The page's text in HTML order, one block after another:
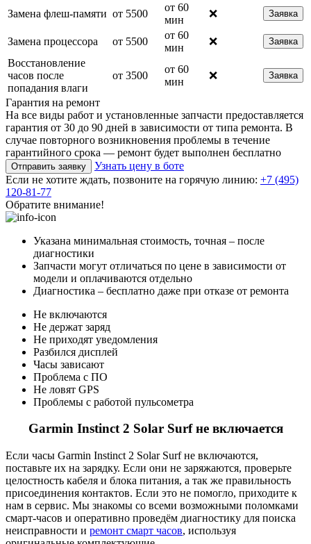
Замена флеш-памяти от 5500
от 60
мин
❌ Заявка
Замена процессора от 5500
от 60
мин
❌ Заявка
Восстановление
часов после
попадания влаги
от 3500
от 60
мин
❌ Заявка
Гарантия на ремонт
На все виды работ и установленные запчасти предоставляется
гарантия от 30 до 90 дней в зависимости от типа ремонта. В
случае повторного возникновения проблемы в течение
гарантийного срока — ремонт будет выполнен бесплатно
Отправить заявку
Узнать цену в боте
Если не хотите ждать, позвоните на горячую линию: +7 (495)
120-81-77
Обратите внимание!
Указана минимальная стоимость, точная – после
диагностики
Запчасти могут отличаться по цене в зависимости от
модели и оплачиваются отдельно
Диагностика – бесплатно даже при отказе от ремонта
Не включаются
Не держат заряд
Не приходят уведомления
Разбился дисплей
Часы зависают
Проблема с ПО
Не ловят GPS
Проблемы с работой пульсометра
Garmin Instinct 2 Solar Surf не включается
Если часы Garmin Instinct 2 Solar Surf не включаются,
поставьте их на зарядку. Если они не заряжаются, проверьте
целостность кабеля и блока питания, а так же правильность
присоединения контактов. Если это не помогло, приходите к
нам в сервис. Мы знакомы со всеми возможными поломками
смарт-часов и оперативно проведём диагностику для поиска
неисправности и ремонт смарт часов, используя